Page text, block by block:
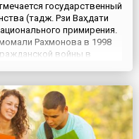
государственный
(тадж. Рӯзи Ваҳдати
примирения.
Рахмонова в 1998
войны в